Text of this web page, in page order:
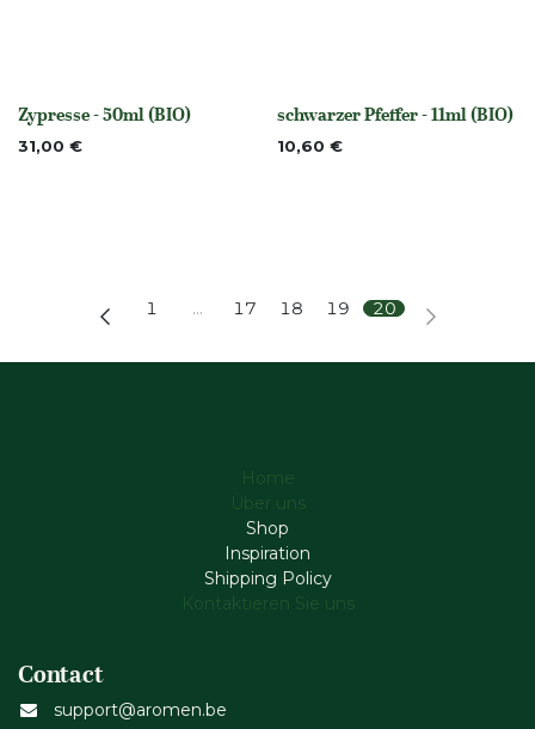
None
Zypresse - 50ml (BIO)
31,00 € None
schwarzer Pfeffer - 11ml (BIO)
10,60 €
1 … 17 18 19 20
Home
Über uns
Shop
Inspiration
Shipping Policy
Kontaktieren Sie uns
Contact
support@aromen.be